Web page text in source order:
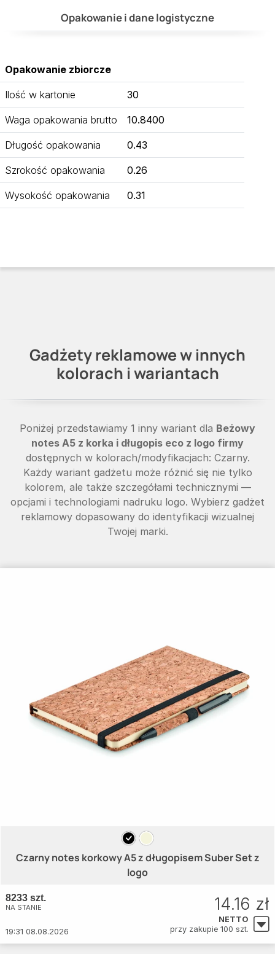
Opakowanie i dane logistyczne
Opakowanie zbiorcze
Ilość w kartonie 30
Waga opakowania brutto 10.8400
Długość opakowania 0.43
Szrokość opakowania 0.26
Wysokość opakowania 0.31
Gadżety reklamowe w innych
kolorach i wariantach
Poniżej przedstawiamy 1 inny wariant dla Beżowy
notes A5 z korka i długopis eco z logo firmy
dostępnych w kolorach/modyfikacjach: Czarny.
Każdy wariant gadżetu może różnić się nie tylko
kolorem, ale także szczegółami technicznymi —
opcjami i technologiami nadruku logo. Wybierz gadżet
reklamowy dopasowany do identyfikacji wizualnej
Twojej marki.
Czarny notes korkowy A5 z długopisem Suber Set z
logo
8233 szt.
NA STANIE
19:31 08.08.2026
14.16 zł
NETTO
przy zakupie 100 szt.